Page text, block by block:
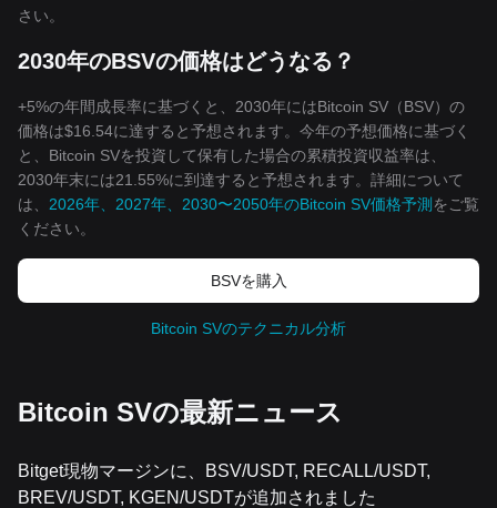
さい。
2030年のBSVの価格はどうなる？
+5%の年間成長率に基づくと、2030年にはBitcoin SV（BSV）の
価格は$16.54に達すると予想されます。今年の予想価格に基づく
と、Bitcoin SVを投資して保有した場合の累積投資収益率は、
2030年末には21.55%に到達すると予想されます。詳細について
は、 2026年、2027年、2030〜2050年のBitcoin SV価格予測 をご覧
ください。
BSVを‌購入
Bitcoin SVのテクニカル分析
Bitcoin SVの最新ニュース
Bitget現物マージンに、BSV/USDT, RECALL/USDT,
BREV/USDT, KGEN/USDTが追加されました